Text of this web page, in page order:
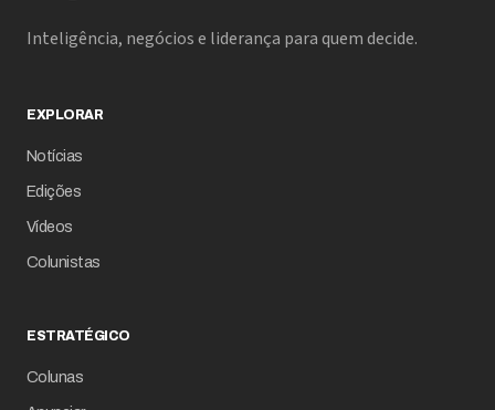
Inteligência, negócios e liderança para quem decide.
EXPLORAR
Notícias
Edições
Vídeos
Colunistas
ESTRATÉGICO
Colunas